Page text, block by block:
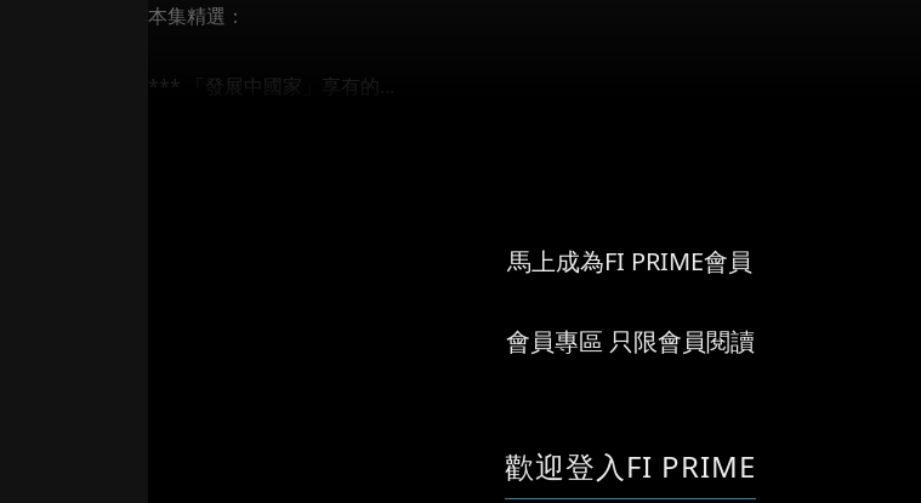
本集精選：
*** 「發展中國家」享有的...
馬上成為FI PRIME會員
會員專區 只限會員閱讀
歡迎登入FI PRIME